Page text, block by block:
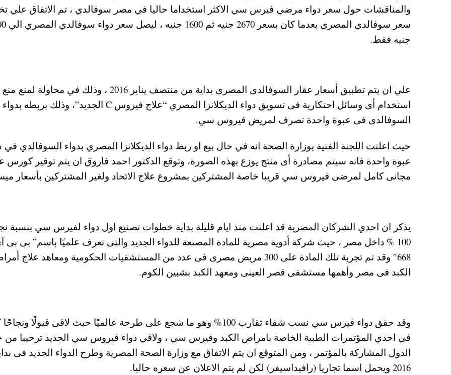
والمناقشات حول سعر دواء مرضي فيرس سي الاكثر استخداما حاليا في مصر سوفالدي ، تم الاتفاق علي
سعر سوفالدي المصري بعدما
جنيه فقط.
علي ان يتم تطبيق أسعار عقار السوفالدى المصرى بداية من منتصف يناير 2016 ، وذلك في محاولة لمنع منع
استخدام أى وسائل احتكارية فى تسويق دواء الديكلانزا المصري “علاج فيروس C الجديد”، وذلك بربطه بدواء
السوفالدى فى عبوة واحدة تصرف لمريض فيروس سي.
حيث اعلنت اللجنة الفنية بوزارة الصحة انه في حال بيع او ربط دواء الديكلانزا المصري بدواء السوفالدي
عبوة واحدة فانه سيتم مصادرة أى منتج يوزع بهذه الصورة، وتوقع الدكتور احمد فاروق ان يتم توفير كورس
مجانى كامل لمرضى فيروس سي قريبا خاصة المشتركين بمشروع علاج الاتحاد ولغير المشتركين بأسعار
يذكر ان احدي الشركان المصرية قد اعلنت منذ ايام قليلة بداية خطوات تصنيع اول دواء لفيرس سي بنسبة
100 % داخل مصر ، حيث شركة أدوية مصرية للمادة المصنعة للدواء الجديد والتى تعرف علميًا باسم” بى بى
668″ وقد تم تجربة تلك المادة على 300 مريض مصرى فى عدد من المستشفيات الحكومية ومعاهد علاج
الكبد فى مصر وأهمها مستشفى قصر العينى ومعهد الكبد بشبين الكوم.
وقد حقق دواء فيرس سي نسب شفاء تقارب 100% وهو ما شجع على طرحة عالميًا حيث لاقى قبولًا
في احدي المؤتمرات الطبية الخاصة بامراض الكبد وفيرس سي ، ولاقي دواء فيروس سي الجديد ترحيبا من
الدول المشاركة بالمؤتمر ، ومن المتوقع ان يتم الاتفاق مع وزارة الصحة المصرية وطرح الدواء الجديد فى
2016 ويحمل اسما تجاريا (رافيداسيفر) لكن لم يتم الاعلان عن سعره حاليا.